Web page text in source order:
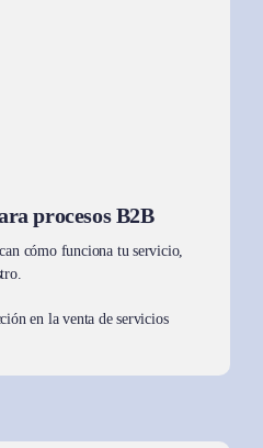
procesos B2B
cómo funciona tu servicio,
en la venta de servicios